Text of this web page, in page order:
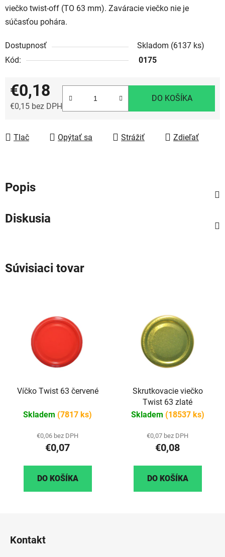
viečko twist-off (TO 63 mm). Zaváracie viečko nie je
súčasťou pohára.
Dostupnosť Skladom (6137 ks)
Kód:
0175
€0,18
€0,15 bez DPH
DO KOŠÍKA
Tlač Opýtať sa Strážiť Zdieľať
Popis
Diskusia
Súvisiaci tovar
Víčko Twist 63 červené
Skladem (7817 ks)
€0,06 bez DPH
€0,07
DO KOŠÍKA
Skrutkovacie viečko
Twist 63 zlaté
Skladem (18537 ks)
€0,07 bez DPH
€0,08
DO KOŠÍKA
Kontakt